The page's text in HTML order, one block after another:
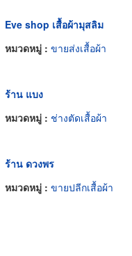
Eve shop เสื้อผ้ามุสลิม
หมวดหมู่ : ขายส่งเสื้อผ้า
ร้าน แบง
หมวดหมู่ : ช่างตัดเสื้อผ้า
ร้าน ดวงพร
หมวดหมู่ : ขายปลีกเสื้อผ้า